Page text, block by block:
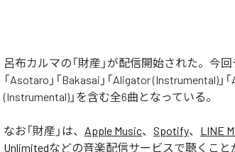
呂布カルマの「財産」が配信開始された。今
「Asotaro」「Bakasai」「Aligator (Instrumental)」
(Instrumental)」を含む全6曲となっている。
なお「財産 」は、 Apple Music、 Spotify、 LINE
Unlimitedなどの音楽配信サービスで聴くこと